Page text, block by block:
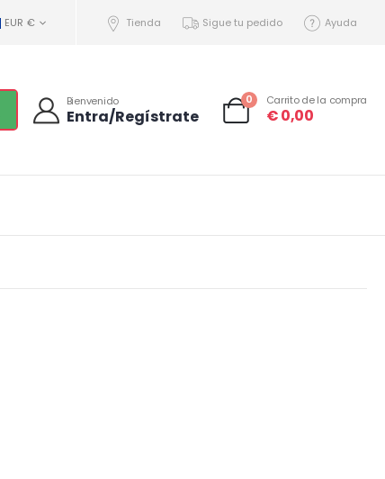
EUR € Tienda Sigue tu pedido Ayuda
Bienvenido
Entra/Regístrate
0 Carrito de la compra
€0,00